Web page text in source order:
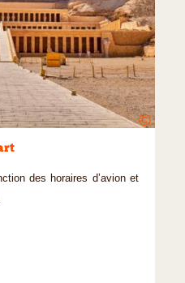
©
des horaires d’avion et